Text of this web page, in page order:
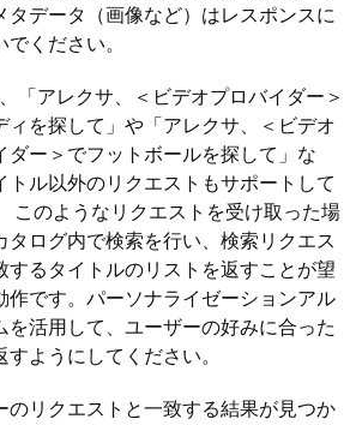
タデータ（画像など）はレスポンスに
ください。
「アレクサ、＜ビデオプロバイダー＞
ィを探して」や「アレクサ、＜ビデオ
ダー＞でフットボールを探して」な
トル以外のリクエストもサポートして
このようなリクエストを受け取った場
タログ内で検索を行い、検索リクエス
するタイトルのリストを返すことが望
作です。パーソナライゼーションアル
を活用して、ユーザーの好みに合った
すようにしてください。
のリクエストと一致する結果が見つか